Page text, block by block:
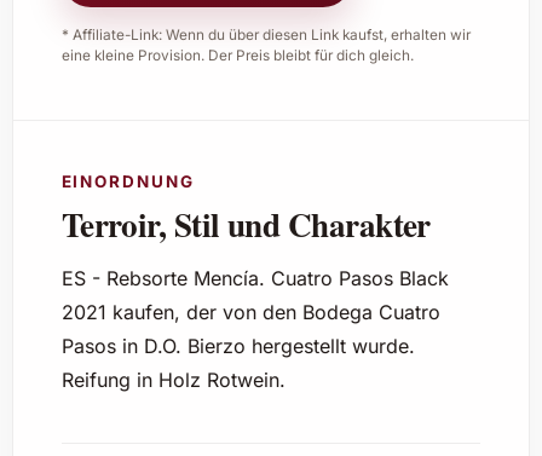
* Affiliate-Link: Wenn du über diesen Link kaufst, erhalten wir
eine kleine Provision. Der Preis bleibt für dich gleich.
EINORDNUNG
Terroir, Stil und Charakter
ES - Rebsorte Mencía. Cuatro Pasos Black
2021 kaufen, der von den Bodega Cuatro
Pasos in D.O. Bierzo hergestellt wurde.
Reifung in Holz Rotwein.